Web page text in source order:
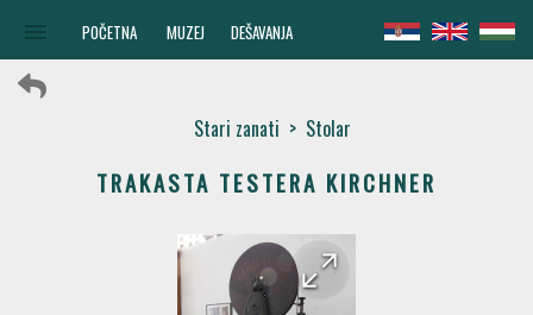
POČETNA MUZEJ DEŠAVANJA
Stari zanati > Stolar
TRAKASTA TESTERA KIRCHNER
arrow_back
arrow_forward